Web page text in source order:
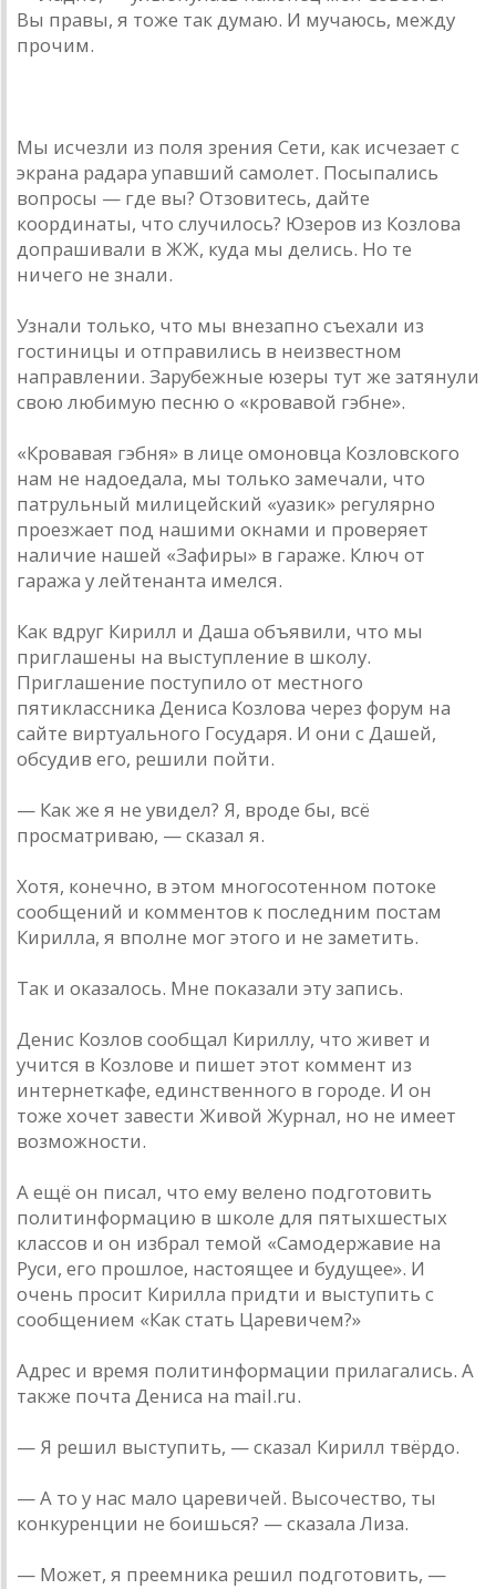
Вы правы, я тоже так думаю. И мучаюсь, между
прочим.
Мы исчезли из поля зрения Сети, как исчезает с
экрана радара упавший самолет. Посыпались
вопросы — где вы? Отзовитесь, дайте
координаты, что случилось? Юзеров из Козлова
допрашивали в ЖЖ, куда мы делись. Но те
ничего не знали.
Узнали только, что мы внезапно съехали из
гостиницы и отправились в неизвестном
направлении. Зарубежные юзеры тут же затянули
свою любимую песню о «кровавой гэбне».
«Кровавая гэбня» в лице омоновца Козловского
нам не надоедала, мы только замечали, что
патрульный милицейский «уазик» регулярно
проезжает под нашими окнами и проверяет
наличие нашей «Зафиры» в гараже. Ключ от
гаража у лейтенанта имелся.
Как вдруг Кирилл и Даша объявили, что мы
приглашены на выступление в школу.
Приглашение поступило от местного
пятиклассника Дениса Козлова через форум на
сайте виртуального Государя. И они с Дашей,
обсудив его, решили пойти.
— Как же я не увидел? Я, вроде бы, всё
просматриваю, — сказал я.
Хотя, конечно, в этом многосотенном потоке
сообщений и комментов к последним постам
Кирилла, я вполне мог этого и не заметить.
Так и оказалось. Мне показали эту запись.
Денис Козлов сообщал Кириллу, что живет и
учится в Козлове и пишет этот коммент из
интернет­кафе, единственного в городе. И он
тоже хочет завести Живой Журнал, но не имеет
возможности.
А ещё он писал, что ему велено подготовить
политинформацию в школе для пятых­шестых
классов и он избрал темой «Самодержавие на
Руси, его прошлое, настоящее и будущее». И
очень просит Кирилла придти и выступить с
сообщением «Как стать Царевичем?»
Адрес и время политинформации прилагались. А
также почта Дениса на mail.ru.
— Я решил выступить, — сказал Кирилл твёрдо.
— А то у нас мало царевичей. Высочество, ты
конкуренции не боишься? — сказала Лиза.
— Может, я преемника решил подготовить, —